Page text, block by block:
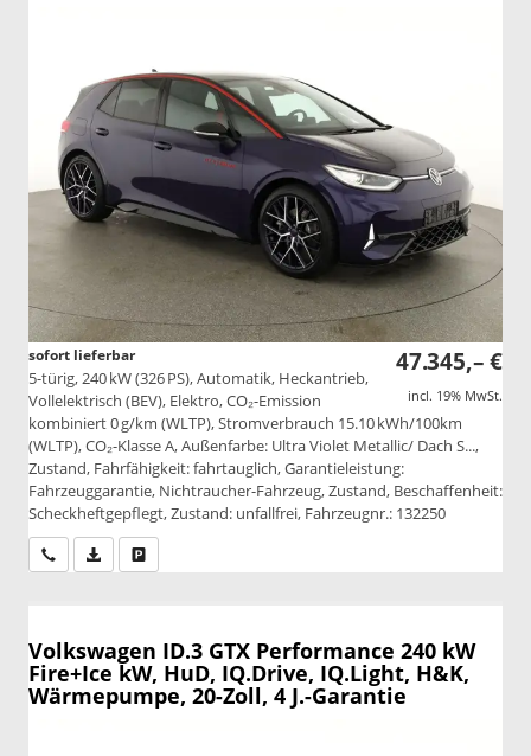
47.345,– €
incl. 19% MwSt.
sofort lieferbar
5-türig, 240 kW (326 PS), Automatik, Heckantrieb,
Vollelektrisch (BEV), Elektro, CO₂-Emission
kombiniert 0 g/km (WLTP), Stromverbrauch 15.10 kWh/100km
(WLTP), CO₂-Klasse A, Außenfarbe: Ultra Violet Metallic/ Dach S...,
Zustand, Fahrfähigkeit: fahrtauglich, Garantieleistung:
Fahrzeuggarantie, Nichtraucher-Fahrzeug, Zustand, Beschaffenheit:
Scheckheftgepflegt, Zustand: unfallfrei, Fahrzeugnr.: 132250
Wir rufen Sie anPDF-Datei, Fahrzeugexposé drucken
Volkswagen ID.3 GTX Performance 240 kW
Fire+Ice kW, HuD, IQ.Drive, IQ.Light, H&K,
Wärmepumpe, 20-Zoll, 4 J.-Garantie